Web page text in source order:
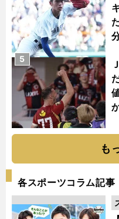
5
も
各スポーツコラム記事